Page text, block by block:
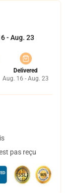
- Aug. 23
Delivered
Aug. 16 - Aug. 23
pas reçu